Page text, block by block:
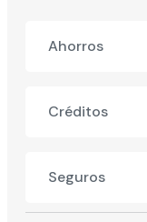
Ahorros
Créditos
Seguros